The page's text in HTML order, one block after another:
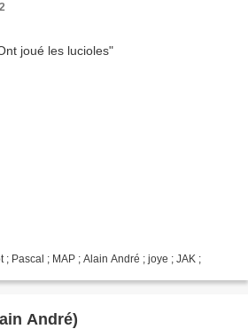
Pascal ; MAP ; Alain André ; joye ; JAK ;
André)